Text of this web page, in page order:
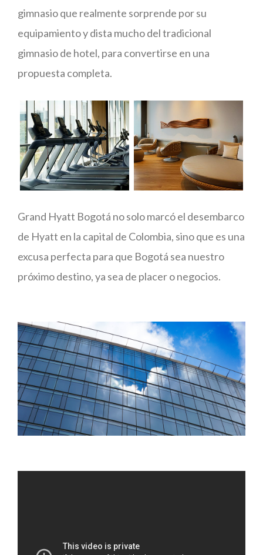
gimnasio que realmente sorprende por su
equipamiento y dista mucho del tradicional
gimnasio de hotel, para convertirse en una
propuesta completa.
Grand Hyatt Bogotá no solo marcó el desembarco
de Hyatt en la capital de Colombia, sino que es una
excusa perfecta para que Bogotá sea nuestro
próximo destino, ya sea de placer o negocios.